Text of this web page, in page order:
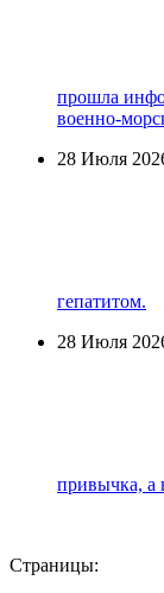
прошла
военно-
28 Июля
гепатитом.
28 Июля
привычка, а
Страницы: